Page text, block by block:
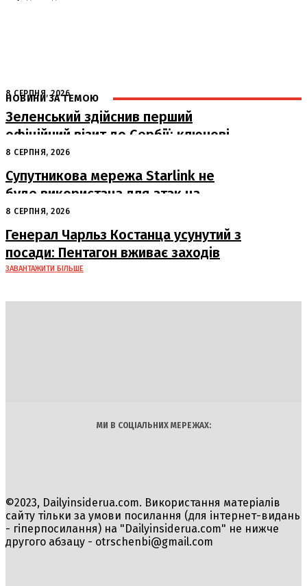
НОВИНИ ЗА ТЕМОЮ
8 СЕРПНЯ, 2026
Зеленський здійснив перший
офіційний візит до Сербії: ключові
переговори з Вучичем
8 СЕРПНЯ, 2026
Супутникова мережа Starlink не
буде використана для атак на
російські пускові установки
8 СЕРПНЯ, 2026
Генерал Чарльз Костанца усунутий з
посади: Пентагон вживає заходів
ЗАВАНТАЖИТИ БІЛЬШЕ
МИ В СОЦІАЛЬНИХ МЕРЕЖАХ:
©2023, Dailyinsiderua.com. Використання матеріалів
сайту тільки за умови посилання (для інтернет-видань
- гіперпосилання) на "Dailyinsiderua.com" не нижче
другого абзацу - otrschenbi@gmail.com